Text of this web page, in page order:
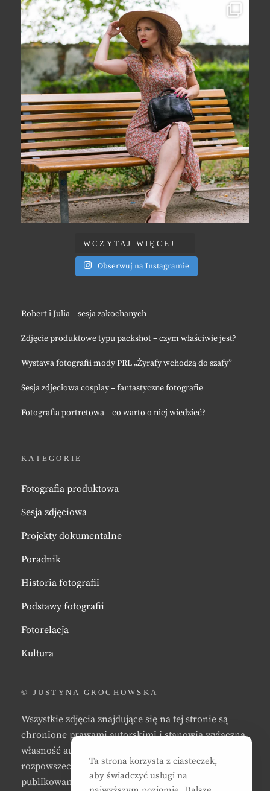
WCZYTAJ WIĘCEJ...
Obserwuj na Instagramie
Robert i Julia – sesja zakochanych
Zdjęcie produktowe typu packshot – czym właściwie jest?
Wystawa fotografii mody PRL „Żyrafy wchodzą do szafy”
Sesja zdjęciowa cosplay – fantastyczne fotografie
Fotografia portretowa – co warto o niej wiedzieć?
KATEGORIE
Fotografia produktowa
Sesja zdjęciowa
Projekty dokumentalne
Poradnik
Historia fotografii
Podstawy fotografii
Fotorelacja
Kultura
© JUSTYNA GROCHOWSKA
Wszystkie zdjęcia znajdujące się na tej stronie są
chronione prawami autorskimi i stanowią wyłączną
własność autora strony. Zabrania się kopiowania,
rozpowszechniania, reprodukowania,
publikowania, i/lub modyfikowania zdjęć bez zgody
Ta strona korzysta z ciasteczek,
aby świadczyć usługi na